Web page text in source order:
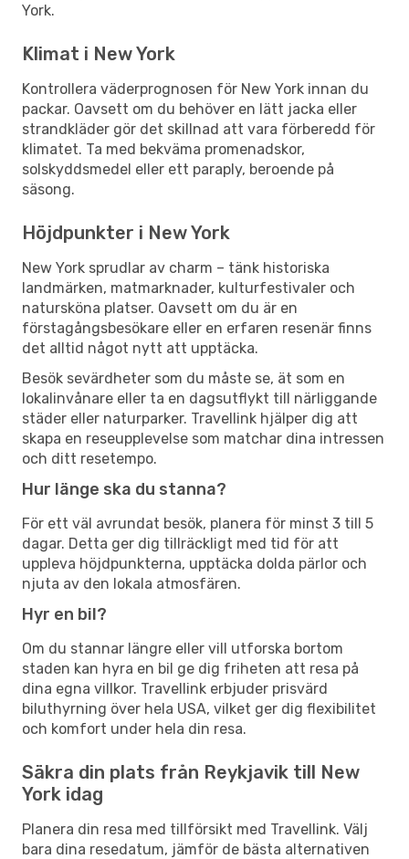
York.
Klimat i New York
Kontrollera väderprognosen för New York innan du
packar. Oavsett om du behöver en lätt jacka eller
strandkläder gör det skillnad att vara förberedd för
klimatet. Ta med bekväma promenadskor,
solskyddsmedel eller ett paraply, beroende på
säsong.
Höjdpunkter i New York
New York sprudlar av charm – tänk historiska
landmärken, matmarknader, kulturfestivaler och
natursköna platser. Oavsett om du är en
förstagångsbesökare eller en erfaren resenär finns
det alltid något nytt att upptäcka.
Besök sevärdheter som du måste se, ät som en
lokalinvånare eller ta en dagsutflykt till närliggande
städer eller naturparker. Travellink hjälper dig att
skapa en reseupplevelse som matchar dina intressen
och ditt resetempo.
Hur länge ska du stanna?
För ett väl avrundat besök, planera för minst 3 till 5
dagar. Detta ger dig tillräckligt med tid för att
uppleva höjdpunkterna, upptäcka dolda pärlor och
njuta av den lokala atmosfären.
Hyr en bil?
Om du stannar längre eller vill utforska bortom
staden kan hyra en bil ge dig friheten att resa på
dina egna villkor. Travellink erbjuder prisvärd
biluthyrning över hela USA, vilket ger dig flexibilitet
och komfort under hela din resa.
Säkra din plats från Reykjavik till New
York idag
Planera din resa med tillförsikt med Travellink. Välj
bara dina resedatum, jämför de bästa alternativen